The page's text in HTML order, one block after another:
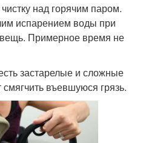
над горячим паром.
испарением воды при
Примерное время не
застарелые и сложные
въевшуюся грязь.